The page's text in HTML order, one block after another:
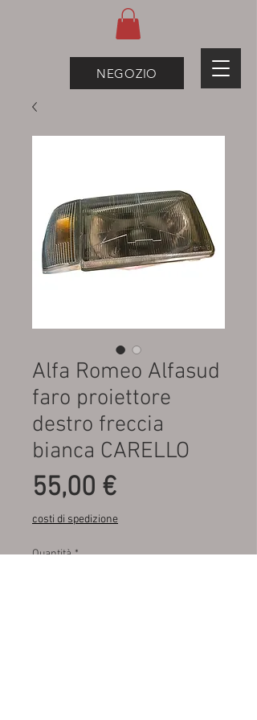
NEGOZIO
Alfa Romeo Alfasud
faro proiettore
destro freccia
bianca CARELLO
55,00 €Prezzo
costi di spedizione
Quantità *